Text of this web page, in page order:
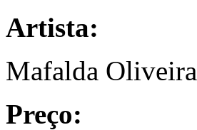
Artista:
Mafalda Oliveira
Preço: